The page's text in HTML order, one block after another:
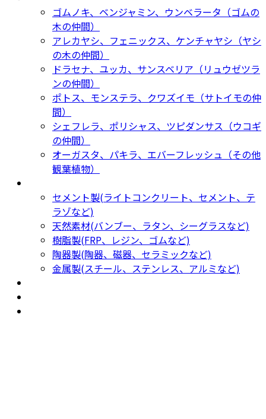
ゴムノキ、ベンジャミン、ウンベラータ（ゴムの
木の仲間）
アレカヤシ、フェニックス、ケンチャヤシ（ヤシ
の木の仲間）
ドラセナ、ユッカ、サンスベリア（リュウゼツラ
ンの仲間）
ポトス、モンステラ、クワズイモ（サトイモの仲
間）
シェフレラ、ポリシャス、ツピダンサス（ウコギ
の仲間）
オーガスタ、パキラ、エバーフレッシュ（その他
観葉植物）
セメント製(ライトコンクリート、セメント、テ
ラゾなど)
天然素材(バンブー、ラタン、シーグラスなど)
樹脂製(FRP、レジン、ゴムなど)
陶器製(陶器、磁器、セラミックなど)
金属製(スチール、ステンレス、アルミなど)